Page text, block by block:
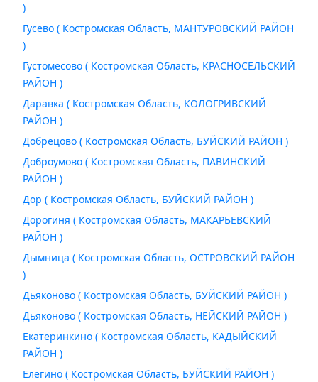
)
Гусево ( Костромская Область, МАНТУРОВСКИЙ РАЙОН
)
Густомесово ( Костромская Область, КРАСНОСЕЛЬСКИЙ
РАЙОН )
Даравка ( Костромская Область, КОЛОГРИВСКИЙ
РАЙОН )
Добрецово ( Костромская Область, БУЙСКИЙ РАЙОН )
Доброумово ( Костромская Область, ПАВИНСКИЙ
РАЙОН )
Дор ( Костромская Область, БУЙСКИЙ РАЙОН )
Дорогиня ( Костромская Область, МАКАРЬЕВСКИЙ
РАЙОН )
Дымница ( Костромская Область, ОСТРОВСКИЙ РАЙОН
)
Дьяконово ( Костромская Область, БУЙСКИЙ РАЙОН )
Дьяконово ( Костромская Область, НЕЙСКИЙ РАЙОН )
Екатеринкино ( Костромская Область, КАДЫЙСКИЙ
РАЙОН )
Елегино ( Костромская Область, БУЙСКИЙ РАЙОН )